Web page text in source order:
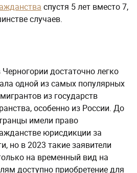
спустя 5 лет вместо 7,
случаев.
достаточно легко
одной из самых популярных
из государств
особенно из России. До
имели право
юрисдикции за
но в 2023 такие заявители
на временный вид на
доступно приобретение для